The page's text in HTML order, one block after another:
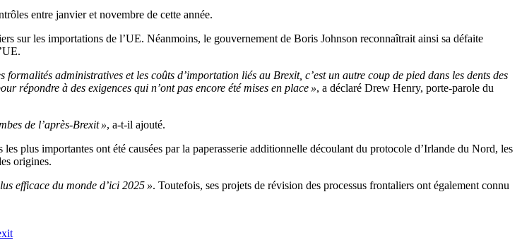
entre janvier et novembre de cette année.
sur les importations de l’UE. Néanmoins, le gouvernement de Boris Johnson reconnaîtrait ainsi sa défaite
administratives et les coûts d’importation liés au Brexit, c’est un autre coup de pied dans les dents des
répondre à des exigences qui n’ont pas encore été mises en place », a déclaré Drew Henry, porte-parole du
de l’après-Brexit », a-t-il ajouté.
plus importantes ont été causées par la paperasserie additionnelle découlant du protocole d’Irlande du Nord, les
origines.
efficace du monde d’ici 2025 ». Toutefois, ses projets de révision des processus frontaliers ont également connu